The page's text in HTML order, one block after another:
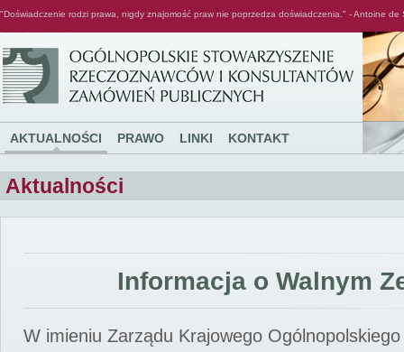
"Doświadczenie rodzi prawa, nigdy znajomość praw nie poprzedza doświadczenia." - Antoine de
AKTUALNOŚCI PRAWO LINKI KONTAKT
Aktualności
Informacja o Walnym
W imieniu Zarządu Krajowego